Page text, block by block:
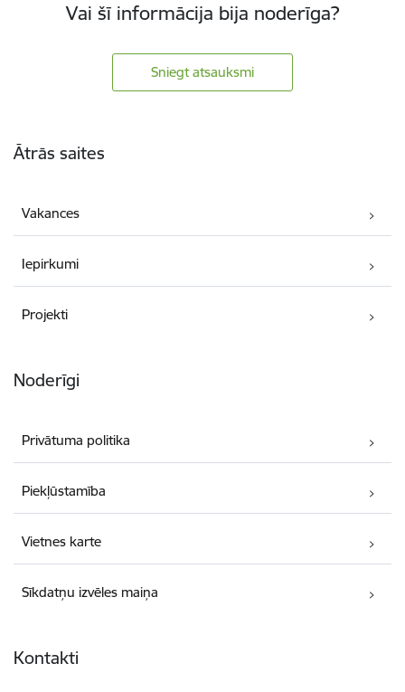
Vai šī informācija bija noderīga?
Sniegt atsauksmi
Ātrās saites
Vakances
Iepirkumi
Projekti
Noderīgi
Privātuma politika
Piekļūstamība
Vietnes karte
Sīkdatņu izvēles maiņa
Kontakti